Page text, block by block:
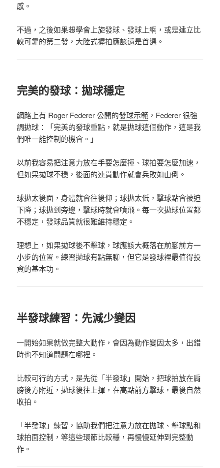
感。
不過，之後如果想學會上旋發球、發球上網，或是建立比
較可靠的第二發，大陸式握拍應該還是首選。
完美的發球： 拋球穩定
網路上有 Roger Federer 公開的發球示範 ，Federer 很強
調拋球：「完美的發球重點，就是拋球這個動作，這是我
們唯一能控制的機會。」
以前我容易把注意力放在手要怎麼揮、球拍要怎麼加速，
但如果拋球不穩，後面的連貫動作就會兵敗如山倒。
球拋太後面，身體就會往後仰；球拋太低，擊球點會被迫
下降；球拋到旁邊，擊球時就會噴飛。每一次拋球位置都
不穩定，發球品質就很難維持穩定。
理想上，如果拋球後不擊球，球應該大概落在前腳前方一
小步的位置。練習拋球有點無聊，但它是發球裡最值得投
資的基本功。
半發球練習：先減少變因
一開始如果就做完整大動作，會因為動作變因太多，出錯
時也不知道問題在哪裡。
比較可行的方式，是先從「半發球」開始，把球拍放在肩
膀後方附近，拋球後往上揮，在高點前方擊球，最後自然
收拍。
「半發球」練習 ，協助我們把注意力放在拋球、擊球點和
球拍面控制，等這些環節比較穩，再慢慢延伸到完整動
作。